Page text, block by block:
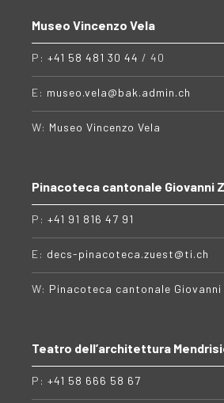
Museo Vincenzo Vela
P: +41 58 481 30 44 / 40
E: museo.vela@bak.admin.ch
W: Museo Vincenzo Vela
Pinacoteca cantonale Giovanni
P: +41 91 816 47 91
E: decs-pinacoteca.zuest@ti.ch
W: Pinacoteca cantonale Giovanni
Teatro dell’architettura
P: +41 58 666 58 67